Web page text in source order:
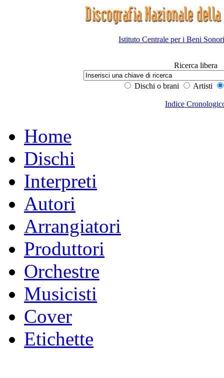
Istituto Centrale per i Beni
Ricerca libera
Dischi o brani Artisti
Indice
Home
Dischi
Interpreti
Autori
Arrangiatori
Produttori
Orchestre
Musicisti
Cover
Etichette